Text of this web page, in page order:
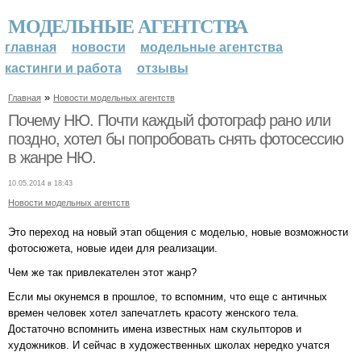
МОДЕЛЬНЫЕ АГЕНТСТВА
главная новости
модельные агентства
кастинги и работа
отзывы
Главная » Новости модельных агентств
Почему НЮ. Почти каждый фотограф рано или
поздно, хотел бы попробовать снять фотосессию
в жанре НЮ.
10.05.2014 в 18:43
Новости модельных агентств
Это переход на новый этап общения с моделью, новые возможности
фотосюжета, новые идеи для реализации.
Чем же так привлекателен этот жанр?
Если мы окунемся в прошлое, то вспомним, что еще с античных
времен человек хотел запечатлеть красоту женского тела.
Достаточно вспомнить имена известных нам скульпторов и
художников. И сейчас в художественных школах нередко учатся